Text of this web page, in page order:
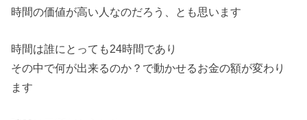
時間の価値が高い人なのだろう、とも思います
時間は誰にとっても24時間であり
その中で何が出来るのか？で動かせるお金の額が変わり
ます